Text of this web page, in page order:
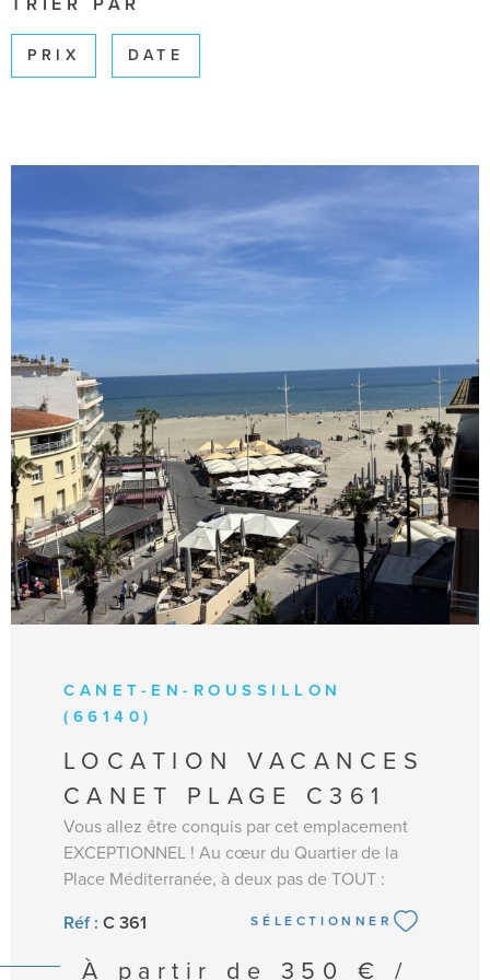
PRIX DATE
CANET-EN-ROUSSILLON
(66140)
LOCATION VACANCES
CANET PLAGE C361
Vous allez être conquis par cet emplacement
EXCEPTIONNEL ! Au cœur du Quartier de la
Place Méditerranée, à deux pas de TOUT :
Commerces, animations, marchés. A 100 m de
la Place Méditerranée et à 130m du sable.
Parking souterrain privé, ascenseur, résidence
Réf : C 361 SÉLECTIONNER
À partir de
350 € /
VOIR LE BIEN
CRITÈRES SUPPLÉMENTAIRES
Piscine